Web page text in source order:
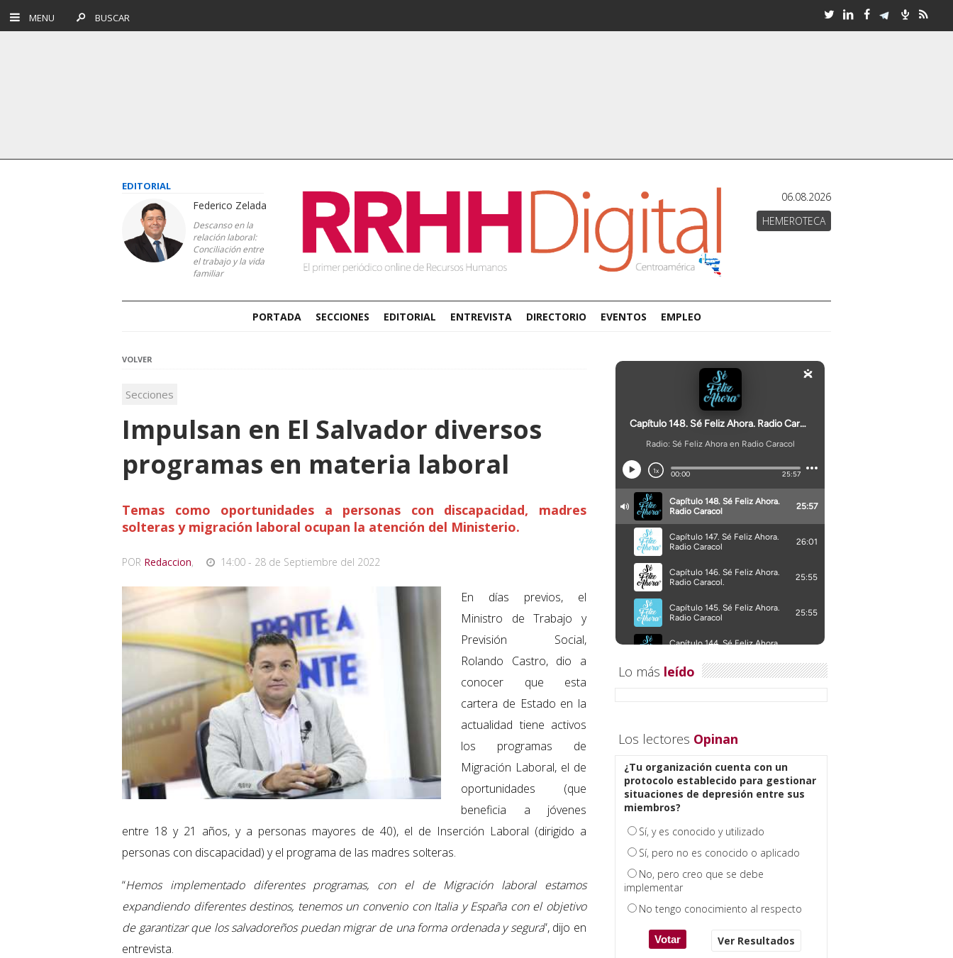
MENU BUSCAR
EDITORIAL
Federico Zelada
Descanso en la
relación laboral:
Conciliación entre
el trabajo y la vida
familiar
06.08.2026
HEMEROTECA
PORTADA SECCIONES EDITORIAL ENTREVISTA DIRECTORIO EVENTOS EMPLEO
VOLVER
Secciones
Impulsan en El Salvador diversos
programas en materia laboral
Temas como oportunidades a personas con discapacidad, madres
solteras y migración laboral ocupan la atención del Ministerio.
POR Redaccion, 14:00 - 28 de Septiembre del 2022
En días previos, el
Ministro de Trabajo y
Previsión Social,
Rolando Castro, dio a
conocer que esta
cartera de Estado en la
actualidad tiene activos
los programas de
Migración Laboral, el de
oportunidades (que
beneficia a jóvenes
entre 18 y 21 años, y a personas mayores de 40), el de Inserción Laboral (dirigido a
personas con discapacidad) y el programa de las madres solteras.
“Hemos implementado diferentes programas, con el de Migración laboral estamos
expandiendo diferentes destinos, tenemos un convenio con Italia y España con el objetivo
de garantizar que los salvadoreños puedan migrar de una forma ordenada y segura”, dijo en
entrevista.
Lo más leído
Los lectores Opinan
¿Tu organización cuenta con un
protocolo establecido para gestionar
situaciones de depresión entre sus
miembros?
Sí, y es conocido y utilizado
Sí, pero no es conocido o aplicado
No, pero creo que se debe
implementar
No tengo conocimiento al respecto
Ver Resultados